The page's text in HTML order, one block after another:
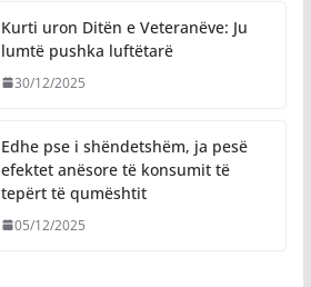
Kurti uron Ditën e Veteranëve: Ju
lumtë pushka luftëtarë
30/12/2025
Edhe pse i shëndetshëm, ja pesë
efektet anësore të konsumit të
tepërt të qumështit
05/12/2025